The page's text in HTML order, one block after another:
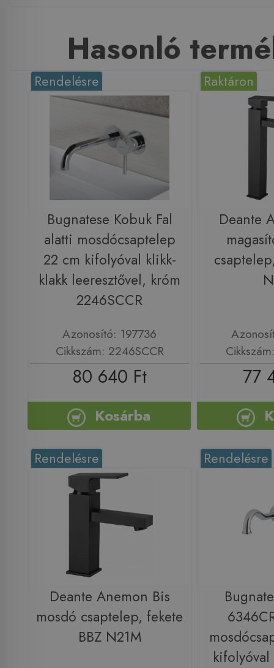
Hasonló
Rendelésre
Bugnatese Kobuk Fal
alatti mosdócsaptelep
22 cm kifolyóval klikk-
klakk leeresztővel, króm
2246SCCR
Azonosító: 197736
Cikkszám: 2246SCCR
80 640 Ft
Kosárba
Raktáron
Deante
77
Rendelésre
Deante Anemon Bis
mosdó csaptelep, fekete
BBZ N21M
Rendelésre